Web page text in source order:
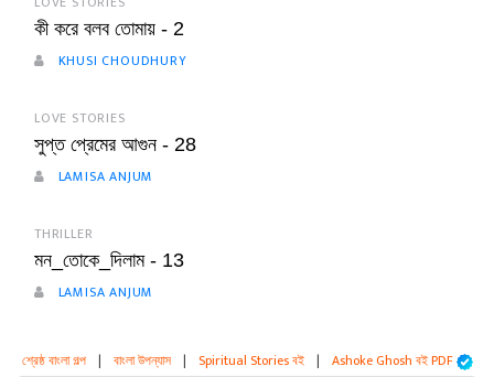
কী করে বলব তোমায় - 2
KHUSI CHOUDHURY
LOVE STORIES
সুপ্ত প্রেমের আগুন - 28
LAMISA ANJUM
THRILLER
মন_তোকে_দিলাম - 13
LAMISA ANJUM
শ্রেষ্ঠ বাংলা গল্প | বাংলা উপন্যাস | Spiritual Stories বই | Ashoke Ghosh বই PDF